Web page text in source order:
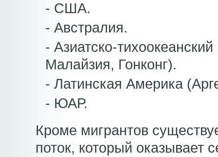
- США.
- Австралия.
- Азиатско-
Малайзия, Гонконг).
- Латинская Америка
- ЮАР.
Кроме мигрантов
поток, который оказывает